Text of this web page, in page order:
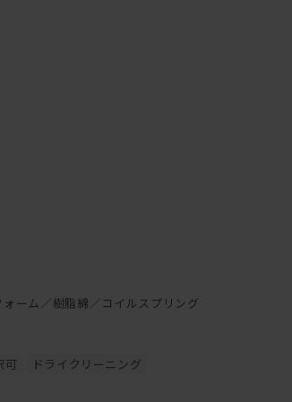
ーム／樹脂綿／コイルスプリング
可 ドライクリーニング